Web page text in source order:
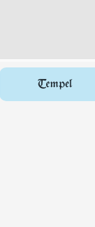
Tempel